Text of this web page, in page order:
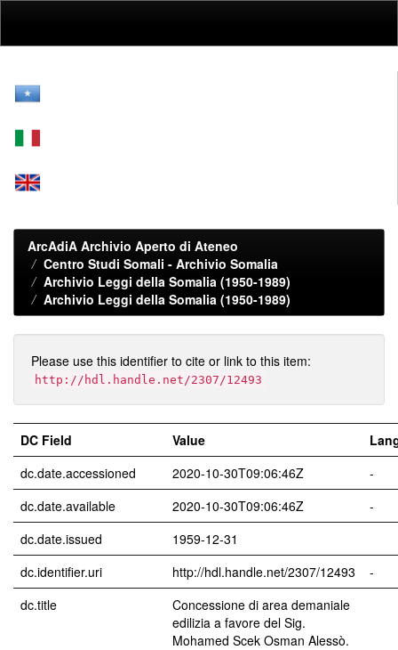
ArcAdiA Archivio Aperto di Ateneo
Centro Studi Somali - Archivio Somalia
Archivio Leggi della Somalia (1950-1989)
Archivio Leggi della Somalia (1950-1989)
Please use this identifier to cite or link to this item:
http://hdl.handle.net/2307/12493
DC Field Value
dc.date.accessioned
2020-10-30T09:06:46Z
-
dc.date.available
2020-10-30T09:06:46Z
-
dc.date.issued
1959-12-31
dc.identifier.uri
http://hdl.handle.net/2307/12493
-
dc.title
Concessione di area demaniale
edilizia a favore del Sig.
Mohamed Scek Osman Alessò.